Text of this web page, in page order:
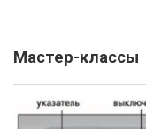
Мастер-классы